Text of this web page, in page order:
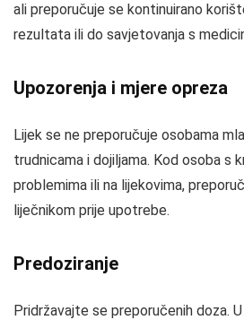
ali preporučuje se kontinuirano
rezultata ili do savjetovanja s
Upozorenja i mjere opreza
Lijek se ne preporučuje osobama
trudnicama i dojiljama. Kod osoba s
problemima ili na lijekovima,
liječnikom prije upotrebe.
Predoziranje
Pridržavajte se preporučenih doza.